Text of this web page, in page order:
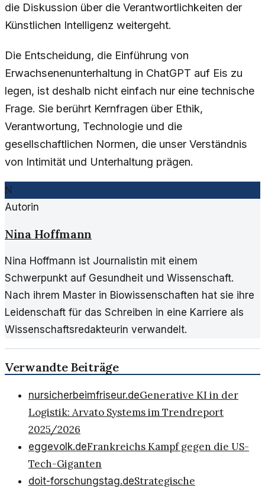
die Diskussion über die Verantwortlichkeiten der
Künstlichen Intelligenz weitergeht.
Die Entscheidung, die Einführung von
Erwachsenenunterhaltung in ChatGPT auf Eis zu
legen, ist deshalb nicht einfach nur eine technische
Frage. Sie berührt Kernfragen über Ethik,
Verantwortung, Technologie und die
gesellschaftlichen Normen, die unser Verständnis
von Intimität und Unterhaltung prägen.
N
Autorin
Nina Hoffmann
Nina Hoffmann ist Journalistin mit einem
Schwerpunkt auf Gesundheit und Wissenschaft.
Nach ihrem Master in Biowissenschaften hat sie ihre
Leidenschaft für das Schreiben in eine Karriere als
Wissenschaftsredakteurin verwandelt.
Verwandte Beiträge
nursicherbeimfriseur.deGenerative KI in der
Logistik: Arvato Systems im Trendreport
2025/2026
eggevolk.deFrankreichs Kampf gegen die US-
Tech-Giganten
doit-forschungstag.deStrategische